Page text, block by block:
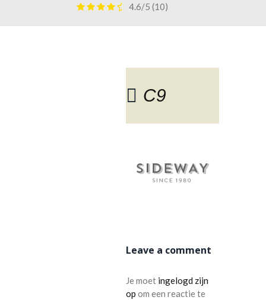
4.6/5 (10)
C9
Leave a comment
Je moet ingelogd zijn
op om een reactie te